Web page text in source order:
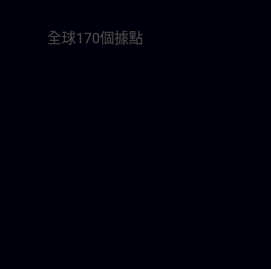
全球170個據點